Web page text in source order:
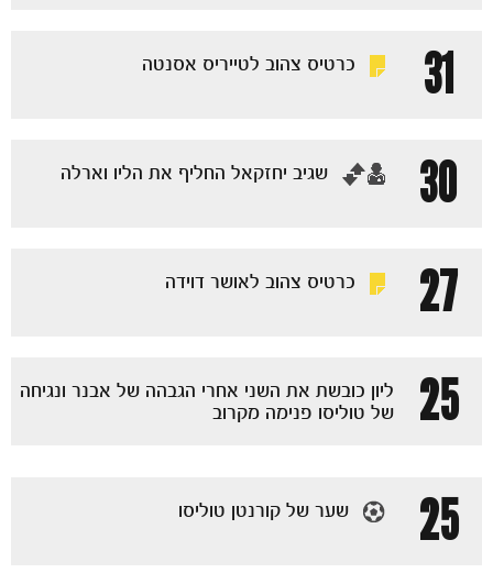
31 כרטיס צהוב לטייריס אסנטה
30 ‏שגיב יחזקאל החליף את הליו וארלה
27 כרטיס צהוב לאושר דוידה
25
ליון כובשת את השני אחרי הגבהה של אבנר ונגיחה
של טוליסו פנימה מקרוב
25 שער של קורנטן טוליסו